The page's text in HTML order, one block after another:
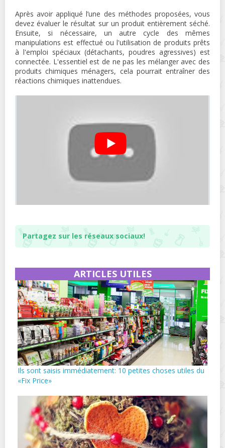
Après avoir appliqué l’une des méthodes proposées, vous
devez évaluer le résultat sur un produit entièrement séché.
Ensuite, si nécessaire, un autre cycle des mêmes
manipulations est effectué ou l'utilisation de produits prêts
à l'emploi spéciaux (détachants, poudres agressives) est
connectée. L'essentiel est de ne pas les mélanger avec des
produits chimiques ménagers, cela pourrait entraîner des
réactions chimiques inattendues.
Partagez sur les réseaux sociaux!
ARTICLES UTILES
Ils sont saisis immédiatement: 10 petites choses utiles du
«Fix Price»